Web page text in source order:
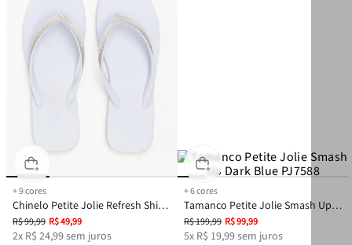
+9cores
Chinelo Petite Jolie Refresh Shine
Blue Gelato PJ7404
R$99,99 R$49,99
2x R$ 24,99sem juros
+6cores
Tamanco Petite Jolie Smash Up
Dark Blue PJ7588
R$199,99 R$99,99
5x R$ 19,99sem juros